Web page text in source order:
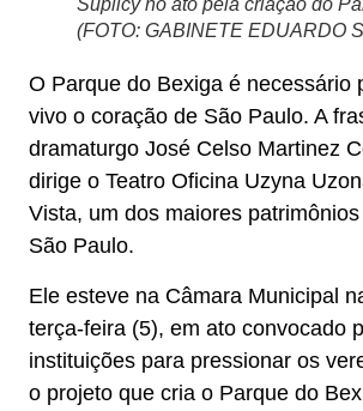
Suplicy no ato pela criação do
(FOTO: GABINETE EDUARDO
O Parque do Bexiga é necessário
vivo o coração de São Paulo. A
dramaturgo José Celso Martinez
dirige o Teatro Oficina Uzyna
Vista, um dos maiores
São Paulo.
Ele esteve na Câmara Municipal
terça-feira (5), em ato convocado
instituições para pressionar os
o projeto que cria o Parque do